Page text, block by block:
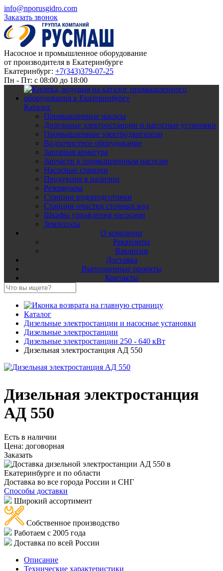
info@nporusgidro.com
Заказать звонок
Насосное и промышленное оборудование
от производителя в Екатеринбурге
Екатеринбург: +7(343)379-07-25
Пн - Пт: с 08:00 до 18:00
Каталог
Промышленные насосы
Дизельные электростанции и насосные установки
Промышленные электродвигатели
Водоочистное оборудование
Запорная арматура
Запчасти к промышленным насосам
Насосные станции
Продукция в наличии
Резервуары
Станции водоподготовки
Станции очистки сточных вод
Шкафы управления насосами
Землесосы
О компании
Реквизиты
Вакансии
Доставка
Выполненные проекты
Контакты
Каталог
Дизельные электростанции и насосные установки
Дизельные электростанции
Дизельные электростанции 250 - 640 кВт
Дизельная электростанция АД 550
Дизельная электростанция
АД 550
Есть в наличии
Цена: договорная
Заказать
Доставка во все города России и СНГ
Способы доставки
Широкий ассортимент
Собственное производство
Работаем с 2005 года
Доставка по всей России
Описание
Технические характеристики